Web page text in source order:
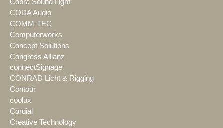
Cobra Sound Light
CODA Audio
COMM-TEC
Computerworks
Concept Solutions
Congress Allianz
connectSignage
CONRAD Licht & Rigging
Contour
coolux
Cordial
Creative Technology